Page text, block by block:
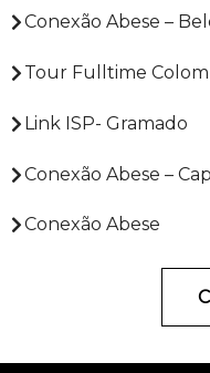
Conexão Abese –
Tour Fulltime
Link ISP- Gramado
Conexão Abese –
Conexão Abese